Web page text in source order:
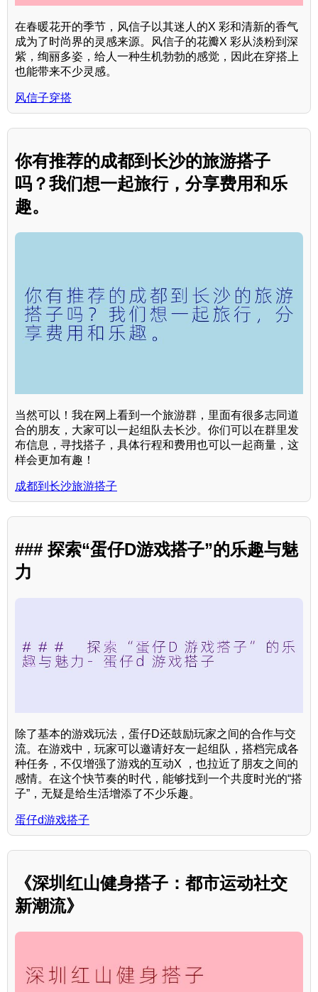
在春暖花开的季节，风信子以其迷人的X 彩和清新的香气
成为了时尚界的灵感来源。风信子的花瓣X 彩从淡粉到深
紫，绚丽多姿，给人一种生机勃勃的感觉，因此在穿搭上
也能带来不少灵感。
风信子穿搭
你有推荐的成都到长沙的旅游搭子
吗？我们想一起旅行，分享费用和乐
趣。
当然可以！我在网上看到一个旅游群，里面有很多志同道
合的朋友，大家可以一起组队去长沙。你们可以在群里发
布信息，寻找搭子，具体行程和费用也可以一起商量，这
样会更加有趣！
成都到长沙旅游搭子
### 探索“蛋仔D游戏搭子”的乐趣与魅
力
除了基本的游戏玩法，蛋仔D还鼓励玩家之间的合作与交
流。在游戏中，玩家可以邀请好友一起组队，搭档完成各
种任务，不仅增强了游戏的互动X ，也拉近了朋友之间的
感情。在这个快节奏的时代，能够找到一个共度时光的“搭
子”，无疑是给生活增添了不少乐趣。
蛋仔d游戏搭子
《深圳红山健身搭子：都市运动社交
新潮流》